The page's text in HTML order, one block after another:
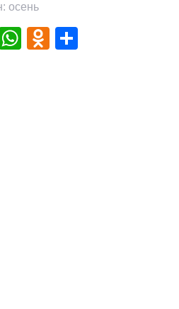
осень
Mail.Ru
WhatsApp
Odnoklassniki